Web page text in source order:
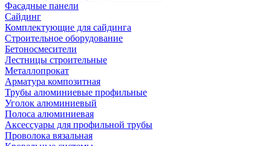
Фасадные панели
Сайдинг
Комплектующие для сайдинга
Строительное оборудование
Бетоносмесители
Лестницы строительные
Металлопрокат
Арматура композитная
Трубы алюминиевые профильные
Уголок алюминиевый
Полоса алюминиевая
Аксессуары для профильной трубы
Проволока вязальная